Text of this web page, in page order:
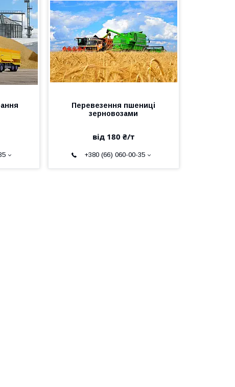
Перевезення пшениці
зерновозами
від 180 ₴/т
+380 (66) 060-00-35